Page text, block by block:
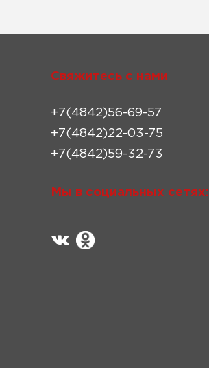
Свяжитесь с нами
+7(4842)56-69-57
+7(4842)22-03-75
+7(4842)59-32-73
Мы в социальных сетях: